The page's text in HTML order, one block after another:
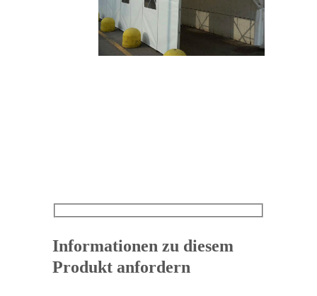
Informationen zu diesem
Produkt anfordern